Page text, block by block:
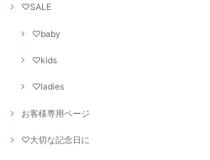
♡SALE
♡baby
♡kids
♡ladies
お客様専用ページ
♡大切な記念日に